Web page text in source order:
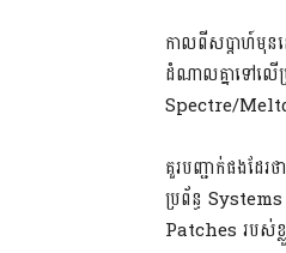
កាលពីសប្តាហ៍មុន
ដំណាលគ្នាទៅលើប្
Spectre/
គួរបញ្ជាក់ផងដែ
ប្រព័ន្ធ
Patches របស់ខ្